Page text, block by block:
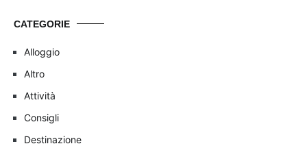
CATEGORIE
Alloggio
Altro
Attività
Consigli
Destinazione